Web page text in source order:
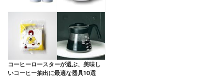
コーヒーロースターが選ぶ、美味し
いコーヒー抽出に最適な器具10選